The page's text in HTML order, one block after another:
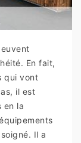
En fait,
qui vont
il est
en la
Il a